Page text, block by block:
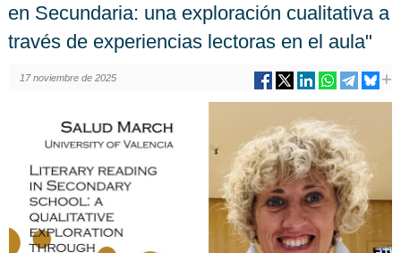
en Secundaria: una exploración cualitativa a
través de experiencias lectoras en el aula"
17 noviembre de 2025